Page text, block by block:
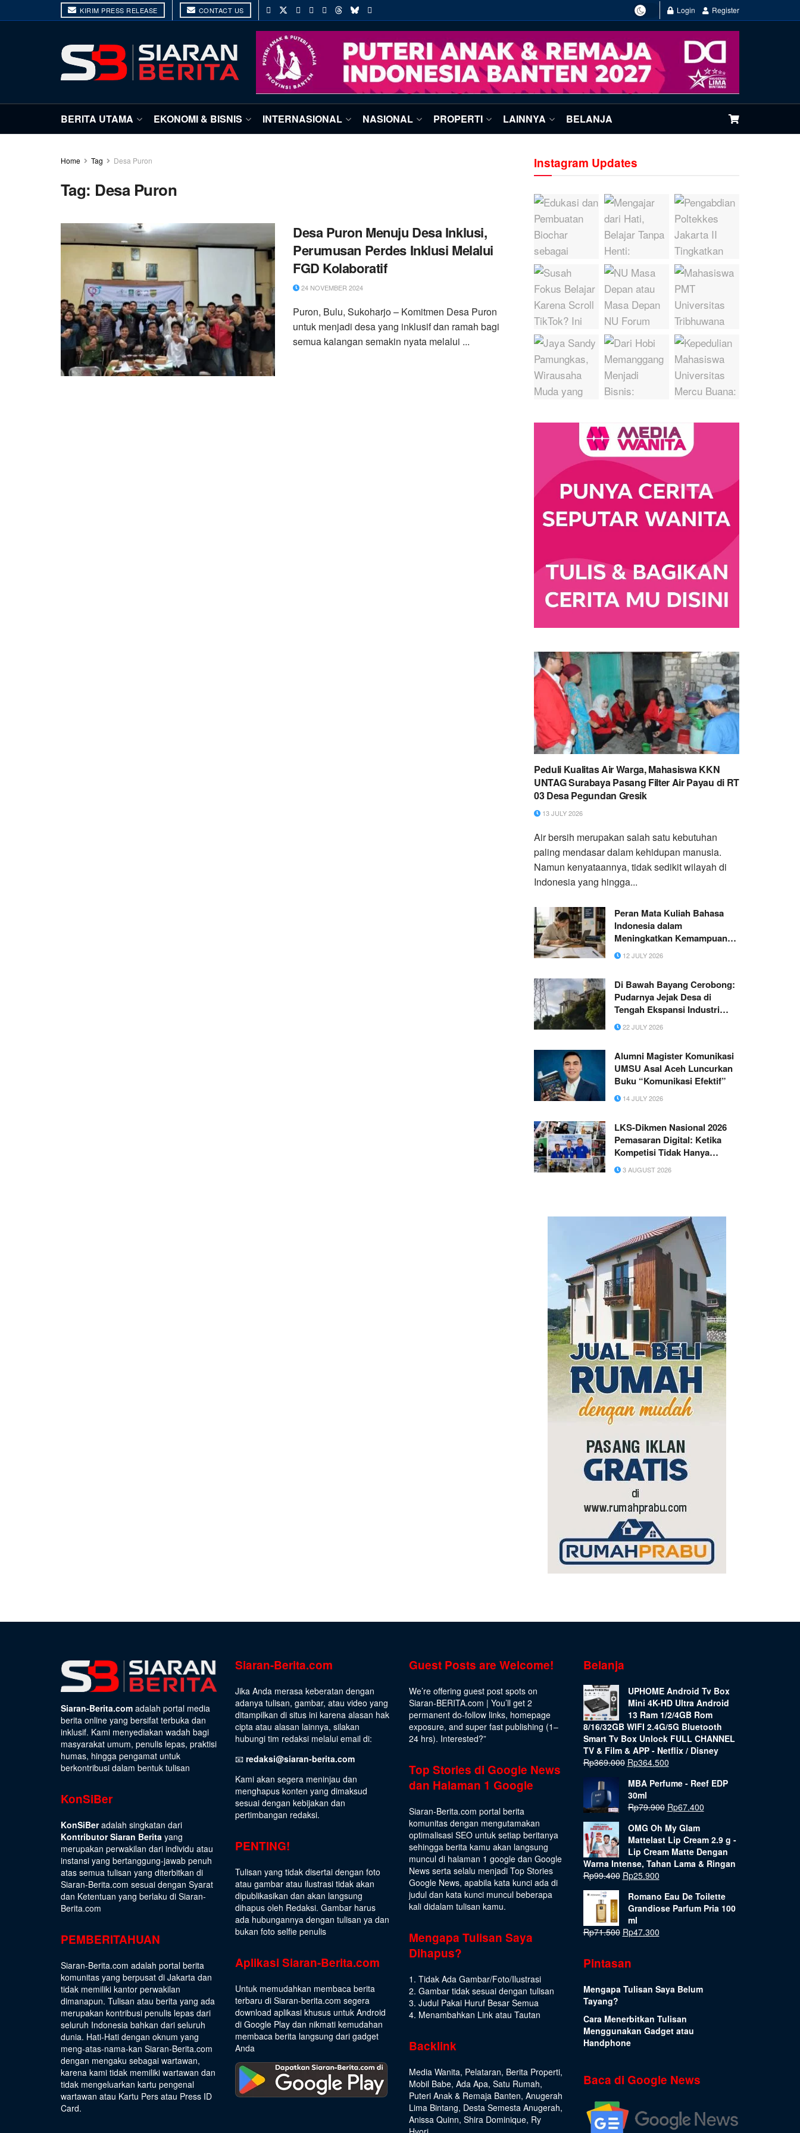
KIRIM PRESS RELEASE CONTACT US Login Register
BERITA UTAMA EKONOMI & BISNIS INTERNASIONAL NASIONAL PROPERTI LAINNYA BELANJA
Home Tag Desa Puron
Tag: Desa Puron
Desa Puron Menuju Desa Inklusi,
Perumusan Perdes Inklusi Melalui
FGD Kolaboratif
24 NOVEMBER 2024
Puron, Bulu, Sukoharjo – Komitmen Desa Puron
untuk menjadi desa yang inklusif dan ramah bagi
semua kalangan semakin nyata melalui ...
Instagram Updates
Peduli Kualitas Air Warga, Mahasiswa KKN
UNTAG Surabaya Pasang Filter Air Payau di RT
03 Desa Pegundan Gresik
13 JULY 2026
Air bersih merupakan salah satu kebutuhan
paling mendasar dalam kehidupan manusia.
Namun kenyataannya, tidak sedikit wilayah di
Indonesia yang hingga...
Peran Mata Kuliah Bahasa
Indonesia dalam
Meningkatkan Kemampuan
Menulis Ilmiah Mahasiswa
12 JULY 2026
Di Bawah Bayang Cerobong:
Pudarnya Jejak Desa di
Tengah Ekspansi Industri
Cikarang
22 JULY 2026
Alumni Magister Komunikasi
UMSU Asal Aceh Luncurkan
Buku “Komunikasi Efektif”
14 JULY 2026
LKS-Dikmen Nasional 2026
Pemasaran Digital: Ketika
Kompetisi Tidak Hanya
Melahirkan Juara, Tetapi
Membentuk Masa Depan
3 AUGUST 2026
Siaran-Berita.com adalah portal media
berita online yang bersifat terbuka dan
inklusif. Kami menyediakan wadah bagi
masyarakat umum, penulis lepas, praktisi
humas, hingga pengamat untuk
berkontribusi dalam bentuk tulisan
KonSiBer
KonSiBeradalah singkatan dari
Kontributor Siaran Berita yang
merupakan perwakilan dari individu atau
instansi yang bertanggung-jawab penuh
atas semua tulisan yang diterbitkan di
Siaran-Berita.com sesuai dengan Syarat
dan Ketentuan yang berlaku di Siaran-
Berita.com
PEMBERITAHUAN
Siaran-Berita.com adalah portal berita
komunitas yang berpusat di Jakarta dan
tidak memiliki kantor perwakilan
dimanapun. Tulisan atau berita yang ada
merupakan kontribusi penulis lepas dari
seluruh Indonesia bahkan dari seluruh
dunia. Hati-Hati dengan oknum yang
meng-atas-nama-kan Siaran-Berita.com
dengan mengaku sebagai wartawan,
karena kami tidak memiliki wartawan dan
tidak mengeluarkan kartu pengenal
wartawan atau Kartu Pers atau Press ID
Card.
Siaran-Berita.com
Jika Anda merasa keberatan dengan
adanya tulisan, gambar, atau video yang
ditampilkan di situs ini karena alasan hak
cipta atau alasan lainnya, silakan
hubungi tim redaksi melalui email di:
📧 redaksi@siaran-berita.com
Kami akan segera meninjau dan
menghapus konten yang dimaksud
sesuai dengan kebijakan dan
pertimbangan redaksi.
PENTING!
Tulisan yang tidak disertai dengan foto
atau gambar atau ilustrasi tidak akan
dipublikasikan dan akan langsung
dihapus oleh Redaksi. Gambar harus
ada hubungannya dengan tulisan ya dan
bukan foto selfie penulis
Aplikasi Siaran-Berita.com
Untuk memudahkan membaca berita
terbaru di Siaran-berita.com segera
download aplikasi khusus untuk Android
di Google Play dan nikmati kemudahan
membaca berita langsung dari gadget
Anda
Guest Posts are Welcome!
We’re offering guest post spots on
Siaran-BERITA.com | You’ll get 2
permanent do-follow links, homepage
exposure, and super fast publishing (1–
24 hrs). Interested?”
Top Stories di Google News
dan Halaman 1 Google
Siaran-Berita.com portal berita
komunitas dengan mengutamakan
optimalisasi SEO untuk setiap beritanya
sehingga berita kamu akan langsung
muncul di halaman 1 google dan Google
News serta selalu menjadi Top Stories
Google News, apabila kata kunci ada di
judul dan kata kunci muncul beberapa
kali didalam tulisan kamu.
Mengapa Tulisan Saya
Dihapus?
1. Tidak Ada Gambar/Foto/Ilustrasi
2. Gambar tidak sesuai dengan tulisan
3. Judul Pakai Huruf Besar Semua
4. Menambahkan Link atau Tautan
Backlink
Media Wanita, Pelataran, Berita Properti,
Mobil Babe, Ada Apa, Satu Rumah,
Puteri Anak & Remaja Banten, Anugerah
Lima Bintang, Desta Semesta Anugerah,
Anissa Quinn, Shira Dominique, Ry
Belanja
UPHOME Android Tv Box
Mini 4K-HD Ultra Android
13 Ram 1/2/4GB Rom
8/16/32GB WIFI 2.4G/5G Bluetooth
Smart Tv Box Unlock FULL CHANNEL
TV & Film & APP - Netflix / Disney
Rp369.000 Rp364.500
MBA Perfume - Reef EDP
30ml
Rp79.900 Rp67.400
OMG Oh My Glam
Mattelast Lip Cream 2.9 g -
Lip Cream Matte Dengan
Warna Intense, Tahan Lama & Ringan
Rp99.400 Rp25.900
Romano Eau De Toilette
Grandiose Parfum Pria 100
ml
Rp71.500 Rp47.300
Pintasan
Mengapa Tulisan Saya Belum
Tayang?
Cara Menerbitkan Tulisan
Menggunakan Gadget atau
Handphone
Baca di Google News